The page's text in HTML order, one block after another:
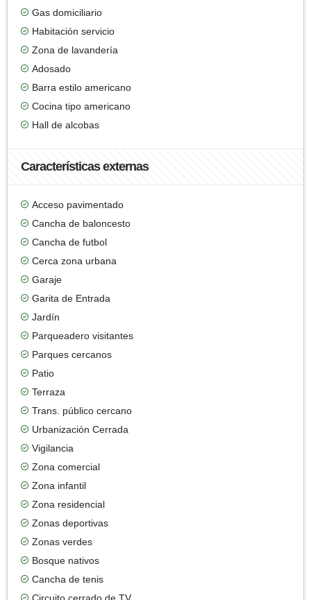
Gas domiciliario
Habitación servicio
Zona de lavandería
Adosado
Barra estilo americano
Cocina tipo americano
Hall de alcobas
Características externas
Acceso pavimentado
Cancha de baloncesto
Cancha de futbol
Cerca zona urbana
Garaje
Garita de Entrada
Jardín
Parqueadero visitantes
Parques cercanos
Patio
Terraza
Trans. público cercano
Urbanización Cerrada
Vigilancia
Zona comercial
Zona infantil
Zona residencial
Zonas deportivas
Zonas verdes
Bosque nativos
Cancha de tenis
Circuito cerrado de TV